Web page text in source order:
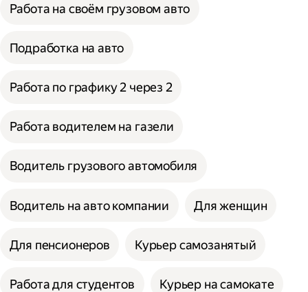
Работа на своём грузовом авто
Подработка на авто
Работа по графику 2 через 2
Работа водителем на газели
Водитель грузового автомобиля
Водитель на авто компании Для женщин
Для пенсионеров Курьер самозанятый
Работа для студентов Курьер на самокате